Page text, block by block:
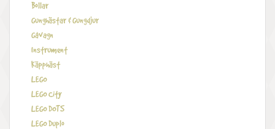
Bollar
Gunghästar & Gungdjur
Gåvagn
Instrument
Käpphäst
LEGO
LEGO City
LEGO DOTS
LEGO Duplo